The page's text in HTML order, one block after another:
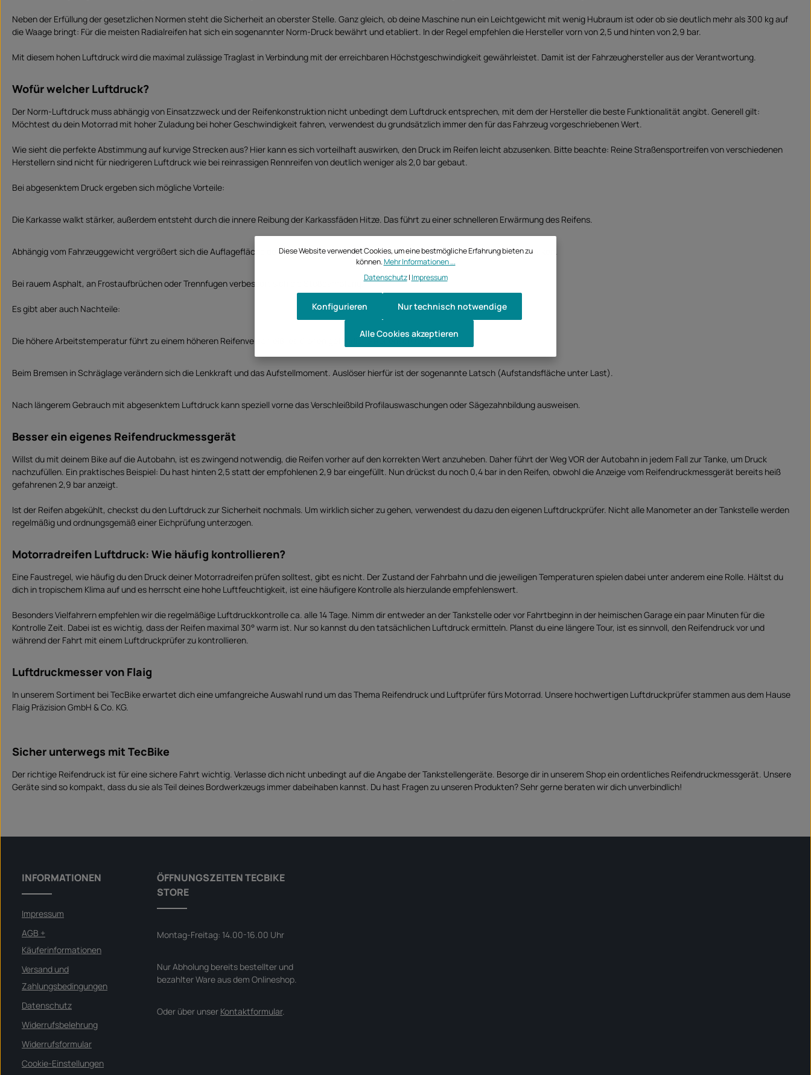
Neben der Erfüllung der gesetzlichen Normen steht die Sicherheit an oberster Stelle. Ganz gleich, ob deine Maschine nun ein Leichtgewicht mit wenig Hubraum ist oder ob sie deutlich mehr als 300 kg auf
die Waage bringt: Für die meisten Radialreifen hat sich ein sogenannter Norm-Druck bewährt und etabliert. In der Regel empfehlen die Hersteller vorn von 2,5 und hinten von 2,9 bar.
Mit diesem hohen Luftdruck wird die maximal zulässige Traglast in Verbindung mit der erreichbaren Höchstgeschwindigkeit gewährleistet. Damit ist der Fahrzeughersteller aus der Verantwortung.
Wofür welcher Luftdruck?
Der Norm-Luftdruck muss abhängig von Einsatzzweck und der Reifenkonstruktion nicht unbedingt dem Luftdruck entsprechen, mit dem der Hersteller die beste Funktionalität angibt. Generell gilt:
Möchtest du dein Motorrad mit hoher Zuladung bei hoher Geschwindigkeit fahren, verwendest du grundsätzlich immer den für das Fahrzeug vorgeschriebenen Wert.
Wie sieht die perfekte Abstimmung auf kurvige Strecken aus? Hier kann es sich vorteilhaft auswirken, den Druck im Reifen leicht abzusenken. Bitte beachte: Reine Straßensportreifen von verschiedenen
Herstellern sind nicht für niedrigeren Luftdruck wie bei reinrassigen Rennreifen von deutlich weniger als 2,0 bar gebaut.
Bei abgesenktem Druck ergeben sich mögliche Vorteile:
Die Karkasse walkt stärker, außerdem entsteht durch die innere Reibung der Karkassfäden Hitze. Das führt zu einer schnelleren Erwärmung des Reifens.
Abhängig vom Fahrzeuggewicht vergrößert sich die Auflagefläche des Reifens. Das kann eine verbesserte Rückwirkung und Haftung bewirken.
Bei rauem Asphalt, an Frostaufbrüchen oder Trennfugen verbessert sich die Stoßdämpfung.
Es gibt aber auch Nachteile:
Die höhere Arbeitstemperatur führt zu einem höheren Reifenverschleiß, es drohen gefährliche Reifenschäden.
Beim Bremsen in Schräglage verändern sich die Lenkkraft und das Aufstellmoment. Auslöser hierfür ist der sogenannte Latsch (Aufstandsfläche unter Last).
Nach längerem Gebrauch mit abgesenktem Luftdruck kann speziell vorne das Verschleißbild Profilauswaschungen oder Sägezahnbildung ausweisen.
Besser ein eigenes Reifendruckmessgerät
Willst du mit deinem Bike auf die Autobahn, ist es zwingend notwendig, die Reifen vorher auf den korrekten Wert anzuheben. Daher führt der Weg VOR der Autobahn in jedem Fall zur Tanke, um Druck
nachzufüllen. Ein praktisches Beispiel: Du hast hinten 2,5 statt der empfohlenen 2,9 bar eingefüllt. Nun drückst du noch 0,4 bar in den Reifen, obwohl die Anzeige vom Reifendruckmessgerät bereits heiß
gefahrenen 2,9 bar anzeigt.
Ist der Reifen abgekühlt, checkst du den Luftdruck zur Sicherheit nochmals. Um wirklich sicher zu gehen, verwendest du dazu den eigenen Luftdruckprüfer. Nicht alle Manometer an der Tankstelle werden
regelmäßig und ordnungsgemäß einer Eichprüfung unterzogen.
Motorradreifen Luftdruck: Wie häufig kontrollieren?
Eine Faustregel, wie häufig du den Druck deiner Motorradreifen prüfen solltest, gibt es nicht. Der Zustand der Fahrbahn und die jeweiligen Temperaturen spielen dabei unter anderem eine Rolle. Hältst du
dich in tropischem Klima auf und es herrscht eine hohe Luftfeuchtigkeit, ist eine häufigere Kontrolle als hierzulande empfehlenswert.
Besonders Vielfahrern empfehlen wir die regelmäßige Luftdruckkontrolle ca. alle 14 Tage. Nimm dir entweder an der Tankstelle oder vor Fahrtbeginn in der heimischen Garage ein paar Minuten für die
Kontrolle Zeit. Dabei ist es wichtig, dass der Reifen maximal 30° warm ist. Nur so kannst du den tatsächlichen Luftdruck ermitteln. Planst du eine längere Tour, ist es sinnvoll, den Reifendruck vor und
während der Fahrt mit einem Luftdruckprüfer zu kontrollieren.
Luftdruckmesser von Flaig
In unserem Sortiment bei TecBike erwartet dich eine umfangreiche Auswahl rund um das Thema Reifendruck und Luftprüfer fürs Motorrad. Unsere hochwertigen Luftdruckprüfer stammen aus dem Hause
Flaig Präzision GmbH & Co. KG.
Sicher unterwegs mit TecBike
Der richtige Reifendruck ist für eine sichere Fahrt wichtig. Verlasse dich nicht unbedingt auf die Angabe der Tankstellengeräte. Besorge dir in unserem Shop ein ordentliches Reifendruckmessgerät. Unsere
Geräte sind so kompakt, dass du sie als Teil deines Bordwerkzeugs immer dabeihaben kannst. Du hast Fragen zu unseren Produkten? Sehr gerne beraten wir dich unverbindlich!
INFORMATIONEN
Impressum
AGB +
Käuferinformationen
Versand und
Zahlungsbedingungen
Datenschutz
Widerrufsbelehrung
Widerrufsformular
Cookie-Einstellungen
ÖFFNUNGSZEITEN TECBIKE
STORE
Montag-Freitag: 14.00-16.00 Uhr
Nur Abholung bereits bestellter und
bezahlter Ware aus dem Onlineshop.
Oder über unser Kontaktformular.
Diese Website verwendet Cookies, um eine bestmögliche Erfahrung bieten zu
können.Mehr Informationen ...
Datenschutz| Impressum
Nur technisch notwendige
Konfigurieren
Alle Cookies akzeptieren